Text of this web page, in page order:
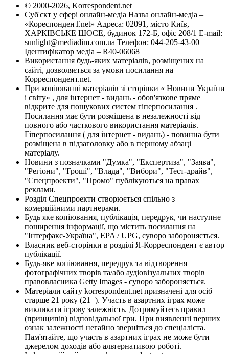
© 2000-2026, Korrespondent.net
Суб'єкт у сфері онлайн-медіа Назва онлайн-медіа –
«КореспонденТ.net» Адреса: 02091, місто Київ,
ХАРКІВСЬКЕ ШОСЕ, будинок 172-Б, офіс 208/1 E-mail:
sunlight@mediadim.com.ua Телефон: 044-205-43-00
Ідентифікатор медіа – R40-06068
Використання будь-яких матеріалів, розміщених на
сайті, дозволяється за умови посилання на
Корреспондент.net.
При копіюванні матеріалів зі сторінки « Новини України
і світу» , для інтернет - видань - обов'язкове пряме
відкрите для пошукових систем гіперпосилання .
Посилання має бути розміщена в незалежності від
повного або часткового використання матеріалів.
Гіперпосилання ( для інтернет - видань) - повинна бути
розміщена в підзаголовку або в першому абзаці
матеріалу.
Новини з позначками "Думка", "Експертиза", "Заява",
"Регіони", "Гроші", "Влада", "Вибори", "Тест-драйв",
"Спецпроекти", "Промо" публікуються на правах
реклами.
Розділ Спецпроекти створюється спільно з
комерційними партнерами.
Будь яке копіювання, публікація, передрук, чи наступне
поширення інформації, що містить посилання на
"Інтерфакс-Україна", EPA / UPG, суворо забороняється.
Власник веб-сторінки в розділі Я-Корреспондент є автор
публікації.
Будь-яке копіювання, передрук та відтворення
фотографічних творів та/або аудіовізуальних творів
правовласника Getty Images - суворо забороняється.
Матеріали сайту korrespondent.net призначені для осіб
старше 21 року (21+). Участь в азартних іграх може
викликати ігрову залежність. Дотримуйтесь правил
(принципів) відповідальної гри. При виявленні перших
ознак залежності негайно зверніться до спеціаліста.
Пам'ятайте, що участь в азартних іграх не може бути
джерелом доходів або альтернативою роботі.